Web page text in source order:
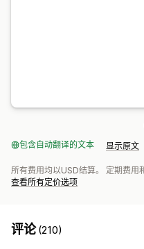
包含自动翻译的文本 显示原文
所有费用均以USD结算。 定期费用
查看所有定价选项
评论(210)